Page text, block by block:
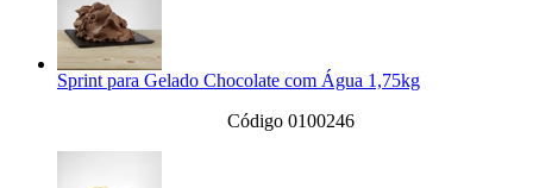
Sprint para Gelado Chocolate com Água 1,75kg
Código 0100246